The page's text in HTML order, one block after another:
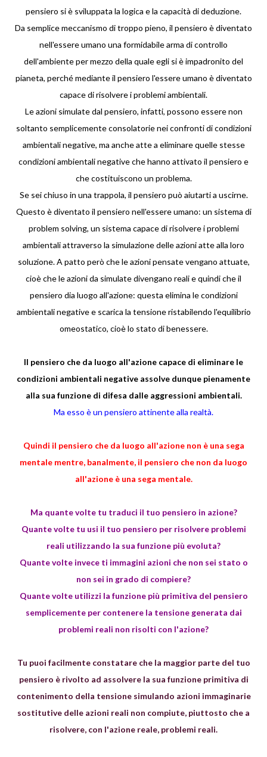
pensiero si è sviluppata la logica e la capacità di deduzione.
Da semplice meccanismo di troppo pieno, il pensiero è diventato
nell'essere umano una formidabile arma di controllo
dell'ambiente per mezzo della quale egli si è impadronito del
pianeta, perché mediante il pensiero l'essere umano è diventato
capace di risolvere i problemi ambientali.
Le azioni simulate dal pensiero, infatti, possono essere non
soltanto semplicemente consolatorie nei confronti di condizioni
ambientali negative, ma anche atte a eliminare quelle stesse
condizioni ambientali negative che hanno attivato il pensiero e
che costituiscono un problema.
Se sei chiuso in una trappola, il pensiero può aiutarti a uscirne.
Questo è diventato il pensiero nell'essere umano: un sistema di
problem solving, un sistema capace di risolvere i problemi
ambientali attraverso la simulazione delle azioni atte alla loro
soluzione. A patto però che le azioni pensate vengano attuate,
cioè che le azioni da simulate divengano reali e quindi che il
pensiero dia luogo all'azione: questa elimina le condizioni
ambientali negative e scarica la tensione ristabilendo l'equilibrio
omeostatico, cioè lo stato di benessere.
Il pensiero che da luogo all'azione capace di eliminare le
condizioni ambientali negative assolve dunque pienamente
alla sua funzione di difesa dalle aggressioni ambientali.
Ma esso è un pensiero attinente alla realtà.
Quindi il pensiero che da luogo all'azione non è una sega
mentale mentre, banalmente, il pensiero che non da luogo
all'azione è una sega mentale.
Ma quante volte tu traduci il tuo pensiero in azione?
Quante volte tu usi il tuo pensiero per risolvere problemi
reali utilizzando la sua funzione più evoluta?
Quante volte invece ti immagini azioni che non sei stato o
non sei in grado di compiere?
Quante volte utilizzi la funzione più primitiva del pensiero
semplicemente per contenere la tensione generata dai
problemi reali non risolti con l'azione?
Tu puoi facilmente constatare che la maggior parte del tuo
pensiero è rivolto ad assolvere la sua funzione primitiva di
contenimento della tensione simulando azioni immaginarie
sostitutive delle azioni reali non compiute, piuttosto che a
risolvere, con l'azione reale, problemi reali.